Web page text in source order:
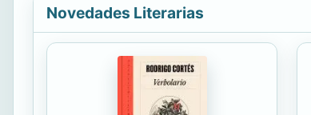
Novedades Literarias